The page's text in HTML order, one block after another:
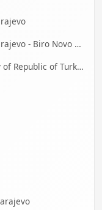
J.U. Služba za zapošljavanje Kantona Sarajevo - Biro Novo Sarajevo
Ambasada Republike Turske - Embassy of Republic of Turkey